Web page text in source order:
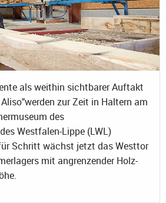
als weithin sichtbarer Auftakt
zur Zeit in Haltern am
des
Westfalen-Lippe (LWL)
Schritt wächst jetzt das Westtor
mit angrenzender Holz-